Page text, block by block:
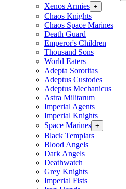
Xenos Armies +
Chaos Knights
Chaos Space Marines
Death Guard
Emperor's Children
Thousand Sons
World Eaters
Adepta Sororitas
Adeptus Custodes
Adeptus Mechanicus
Astra Militarum
Imperial Agents
Imperial Knights
Space Marines +
Black Templars
Blood Angels
Dark Angels
Deathwatch
Grey Knights
Imperial Fists